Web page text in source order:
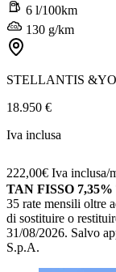
6 l/100km
130 g/km
STELLANTIS
18.950 €
Iva inclusa
222,00€ Iva inclusa/
TAN FISSO
35 rate mensili oltre
di sostituire o
31/08/2026. Salvo
S.p.A.